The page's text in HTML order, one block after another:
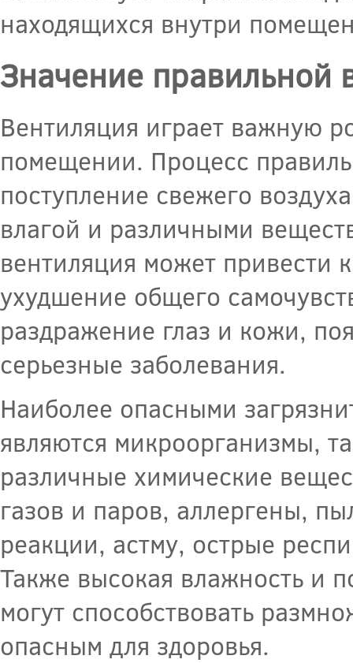
находящихся внутри
Значение правильной
Вентиляция играет важную
помещении. Процесс
поступление свежего
влагой и различными
вентиляция может привести
ухудшение общего
раздражение глаз и кожи,
серьезные заболевания.
Наиболее опасными
являются микроорганизмы,
различные химические
газов и паров, аллергены,
реакции, астму, острые
Также высокая влажность и
могут способствовать
опасным для здоровья.